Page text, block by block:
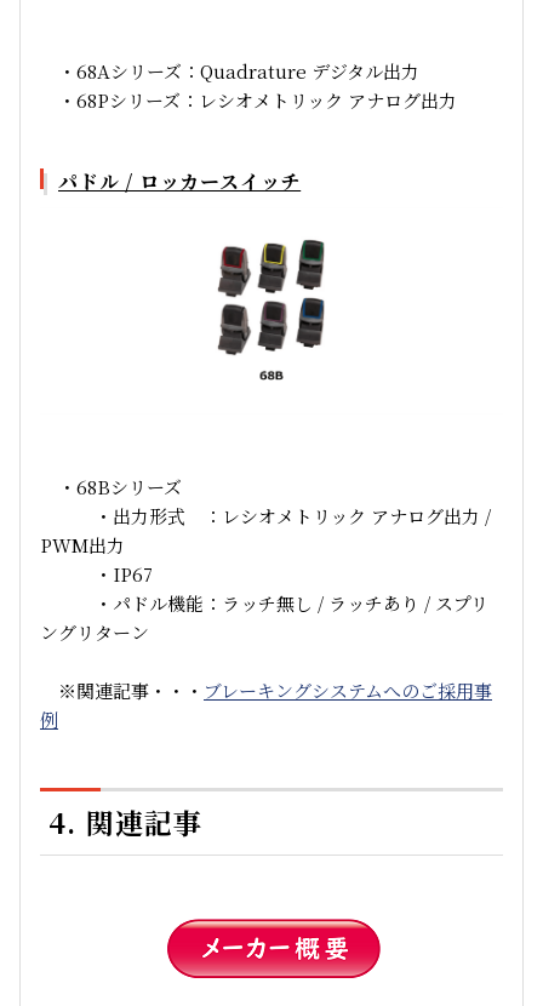
・68Aシリーズ：Quadrature デジタル出力
・68Pシリーズ：レシオメトリック アナログ出力
パドル / ロッカースイッチ
・68Bシリーズ
・出力形式 ：レシオメトリック アナログ出力 /
PWM出力
・IP67
・パドル機能：ラッチ無し / ラッチあり / スプリ
ングリターン
※関連記事・・・ ブレーキングシステムへのご採用事
例
4. 関連記事